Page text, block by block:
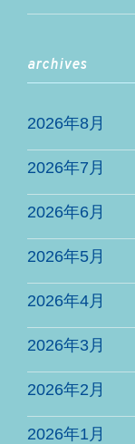
archives
2026年8月
2026年7月
2026年6月
2026年5月
2026年4月
2026年3月
2026年2月
2026年1月